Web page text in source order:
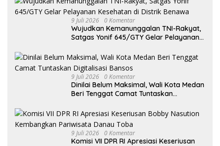
9 Juli 2026 0 Komentar
Wujudkan Kemanunggalan TNI-Rakyat,
Satgas Yonif 645/GTY Gelar Pelayanan
9 Juli 2026 0 Komentar
Dinilai Belum Maksimal, Wali Kota Medan
Beri Tenggat Camat Tuntaskan
9 Juli 2026 0 Komentar
Komisi VII DPR RI Apresiasi Keseriusan